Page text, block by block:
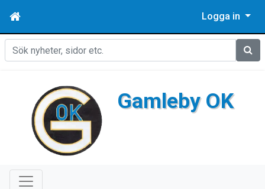
Logga in
Sök
Gamleby OK